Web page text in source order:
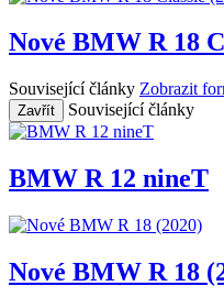
Nové BMW R 18
Související články Zobrazit
Zavřít Související články
BMW R 12 nineT
Nové BMW R 18